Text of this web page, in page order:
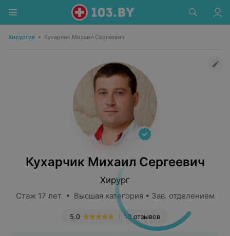
Хирургия • Кухарчик Михаил Сергеевич
Кухарчик Михаил Сергеевич
Хирург
Стаж 17 лет • Высшая категория • Зав. отделением
10 отзывов
5.0